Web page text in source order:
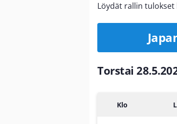
Löydät rallin
Torstai
Klo